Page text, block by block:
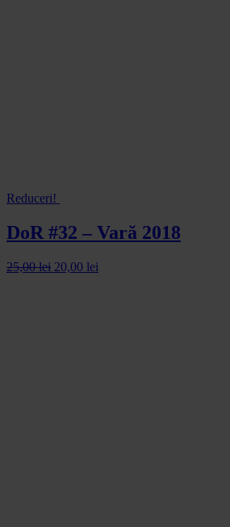
Reduceri!
DoR #32 – Vară 2018
25,00lei 20,00 lei